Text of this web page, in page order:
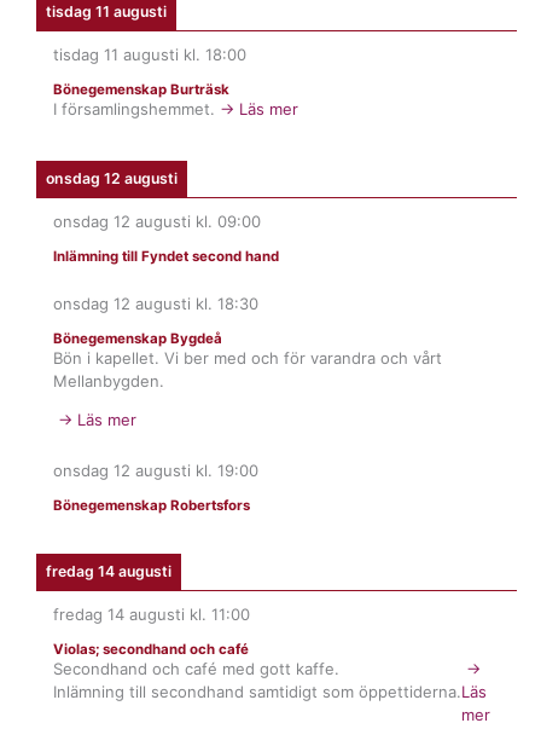
tisdag 11 augusti
tisdag 11 augusti kl. 18:00
Bönegemenskap Burträsk
I församlingshemmet. → Läs mer
onsdag 12 augusti
onsdag 12 augusti kl. 09:00
Inlämning till Fyndet second hand
onsdag 12 augusti kl. 18:30
Bönegemenskap Bygdeå
Bön i kapellet. Vi ber med och för varandra och vårt
Mellanbygden.
→ Läs mer
onsdag 12 augusti kl. 19:00
Bönegemenskap Robertsfors
fredag 14 augusti
fredag 14 augusti kl. 11:00
Violas; secondhand och café
Secondhand och café med gott kaffe.
Inlämning till secondhand samtidigt som öppettiderna.
→
Läs
mer